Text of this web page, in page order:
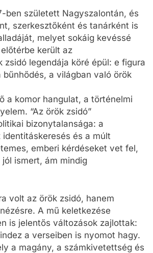
ben született Nagyszalontán, és
szerkesztőként és tanárként is
melyet sokáig kevéssé
került az
legendája köré épül: e figura
a világban való örök
a komor hangulat, a történelmi
“Az örök zsidó”
bizonytalansága: a
és a múlt
emberi kérdéseket vet fel,
ismert, ám mindig
volt az örök zsidó, hanem
A mű keletkezése
is jelentős változások zajlottak:
a verseiben is nyomot hagy.
a magány, a számkivetettség és